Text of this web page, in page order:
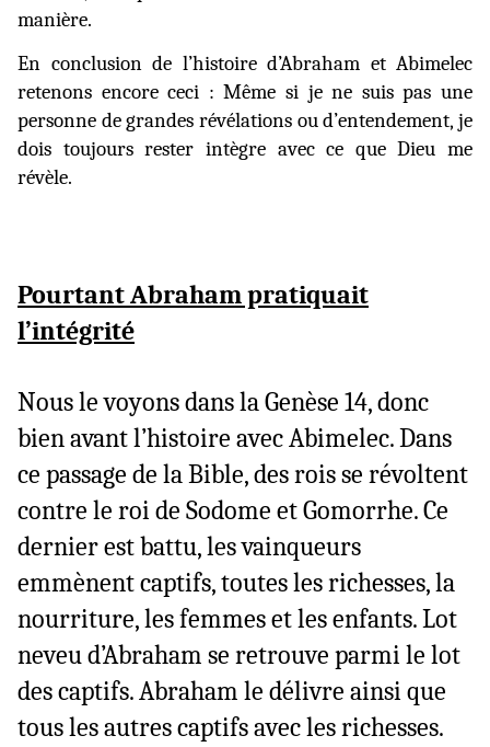
manière.
En conclusion de l’histoire d’Abraham et Abimelec
retenons encore ceci : Même si je ne suis pas une
personne de grandes révélations ou d’entendement, je
dois toujours rester intègre avec ce que Dieu me
révèle.
Pourtant Abraham pratiquait
l’intégrité
Nous le voyons dansla Genèse 14, donc
bien avant l’histoire avec Abimelec. Dans
ce passage de la Bible, des rois se révoltent
contre le roi de Sodome et Gomorrhe. Ce
dernier est battu, les vainqueurs
emmènent captifs, toutes les richesses, la
nourriture, les femmes et les enfants. Lot
neveu d’Abraham se retrouve parmi le lot
des captifs. Abraham le délivre ainsi que
tous les autres captifs avec les richesses.